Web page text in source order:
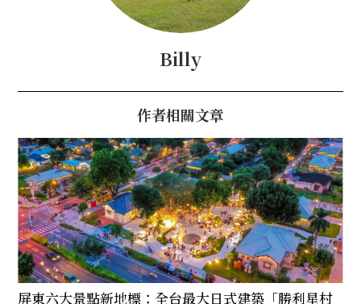
Billy
作者相關文章
屏東六大景點新地標：全台最大日式建築「勝利星村